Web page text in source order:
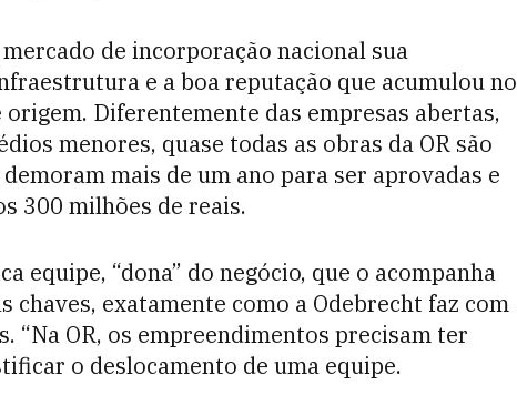
de incorporação nacional sua
e a boa reputação que acumulou no
Diferentemente das empresas abertas,
menores, quase todas as obras da OR são
mais de um ano para ser aprovadas e
300 milhões de reais.
equipe, “dona” do negócio, que o acompanha
chaves, exatamente como a Odebrecht faz com
“Na OR, os empreendimentos precisam ter
o deslocamento de uma equipe.